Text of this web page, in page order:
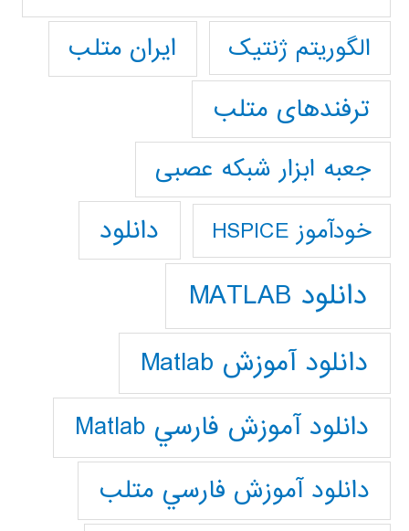
الگوریتم ژنتیک
ایران متلب
ترفندهای متلب
جعبه ابزار شبکه عصبی
خودآموز HSPICE دانلود
دانلود MATLAB
دانلود آموزش Matlab
دانلود آموزش فارسي Matlab
دانلود آموزش فارسي متلب